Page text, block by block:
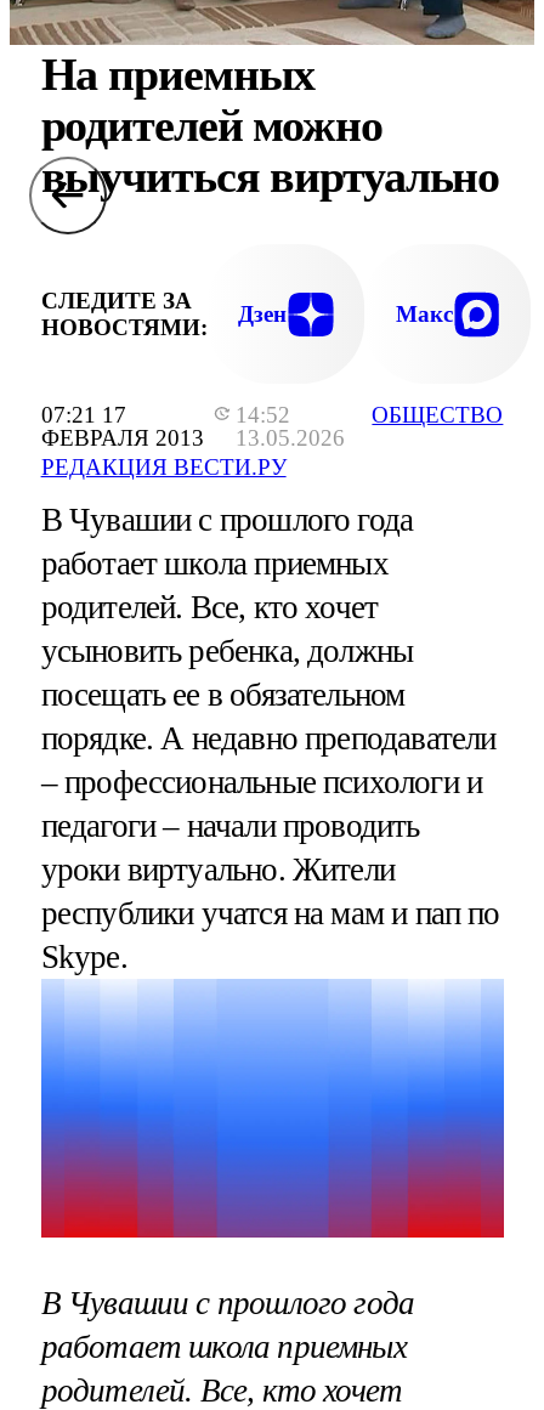
07:21 17
ФЕВРАЛЯ 2013
14:52
13.05.2026
РЕДАКЦИЯ ВЕСТИ.РУ
ОБЩЕСТВО
На приемных
родителей можно
выучиться виртуально
СЛЕДИТЕ ЗА
НОВОСТЯМИ:
Дзен Макс
В Чувашии с прошлого года
работает школа приемных
родителей. Все, кто хочет
усыновить ребенка, должны
посещать ее в обязательном
порядке. А недавно преподаватели
– профессиональные психологи и
педагоги – начали проводить
уроки виртуально. Жители
республики учатся на мам и пап по
Skype.
В Чувашии с прошлого года
работает школа приемных
родителей. Все, кто хочет